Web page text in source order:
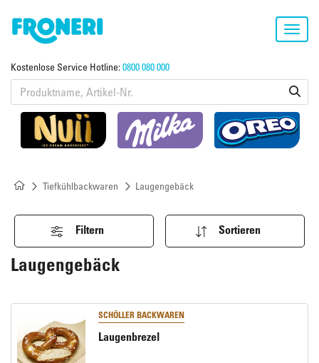
Kostenlose Service Hotline:0800 080 000
Tiefkühlbackwaren Laugengebäck
Filtern Sortieren
Laugengebäck
SCHÖLLER BACKWAREN
Laugenbrezel